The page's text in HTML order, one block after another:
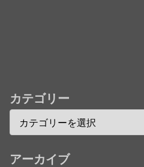
ジかな
Powered by livedoor 相互RSS
カテゴリー
アーカイブ